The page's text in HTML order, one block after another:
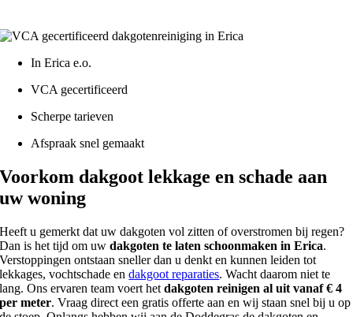
In Erica e.o.
VCA gecertificeerd
Scherpe tarieven
Afspraak snel gemaakt
Voorkom dakgoot lekkage en schade aan
uw woning
Heeft u gemerkt dat uw dakgoten vol zitten of overstromen bij regen?
Dan is het tijd om uwdakgoten te laten schoonmaken in Erica.
Verstoppingen ontstaan sneller dan u denkt en kunnen leiden tot
lekkages, vochtschade endakgoot reparaties. Wacht daarom niet te
lang. Ons ervaren team voert hetdakgoten reinigen al uit vanaf € 4
per meter. Vraag direct een gratis offerte aan en wij staan snel bij u op